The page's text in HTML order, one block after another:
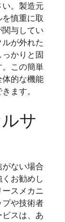
。製造元
慎重に取
与してい
が外れた
かりと固
。この簡単
体的な機能
ます。
サ
ない場合
お勧めし
スメカニ
プや技術者
スは、あ